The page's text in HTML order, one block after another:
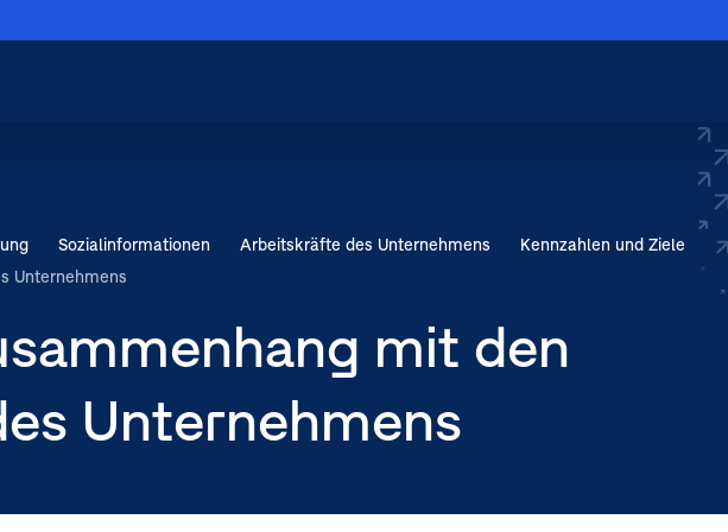
Sozial­informationen Arbeitskräfte des Unternehmens
Kennzahlen und Ziele
Unternehmens
mit den
Unternehmens